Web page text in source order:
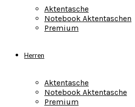
Aktentasche
Notebook Aktentaschen
Premium
Herren
Aktentasche
Notebook Aktentasche
Premium